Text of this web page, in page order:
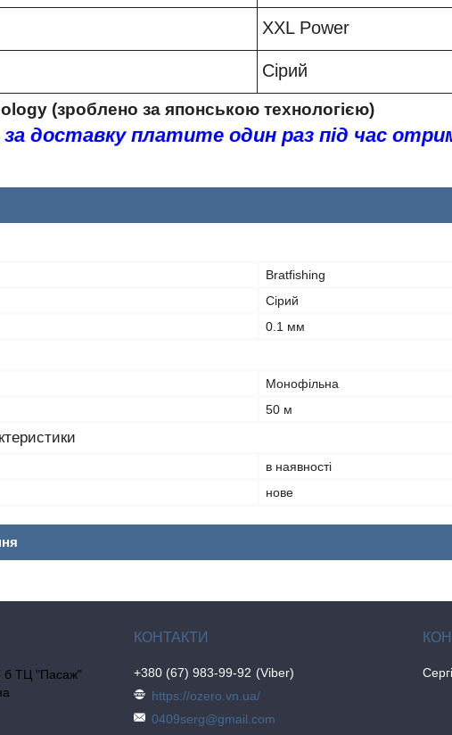
XXL Power
Сірий
(зроблено за японською технологією)
доставку платите один раз під час
Bratfishing
Сірий
0.1 мм
Монофільна
50 м
в наявності
нове
б ТЦ "Пасаж"
+380 (67) 983-99-92
Viber
https://ozero.vn.ua/
0409serg@gmail.com